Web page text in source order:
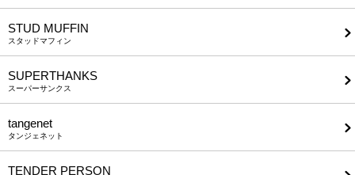
STUD MUFFIN
スタッドマフィン
SUPERTHANKS
スーパーサンクス
tangenet
タンジェネット
TENDER PERSON